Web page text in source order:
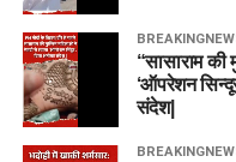
“सासाराम की
‘ऑपरेशन
संदेश|